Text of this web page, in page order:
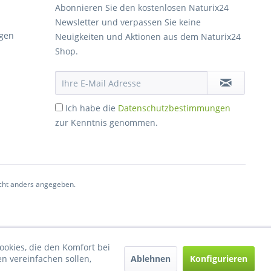
Abonnieren Sie den kostenlosen Naturix24
Newsletter und verpassen Sie keine
Neuigkeiten und Aktionen aus dem Naturix24
Shop.
Ich habe die Datenschutzbestimmungen
zur Kenntnis genommen.
anders angegeben.
die den Komfort bei
vereinfachen sollen,
Ablehnen Konfigurieren